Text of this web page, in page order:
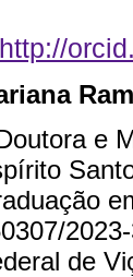
http://
e
de